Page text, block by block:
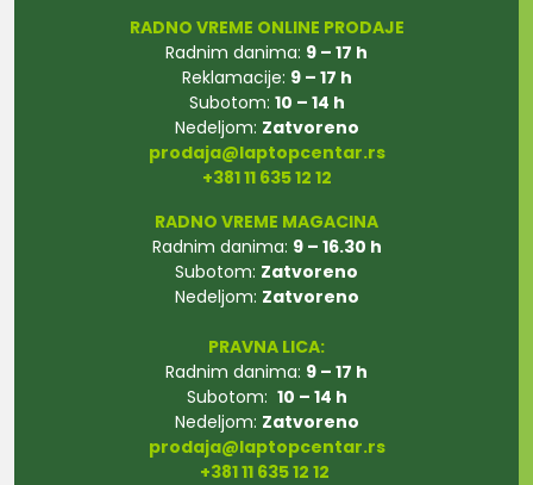
RADNO VREME ONLINE PRODAJE
Radnim danima: 9 – 17 h
Reklamacije: 9 – 17 h
Subotom: 10 – 14 h
Nedeljom: Zatvoreno
prodaja@laptopcentar.rs
+381 11 635 12 12
RADNO VREME MAGACINA
Radnim danima: 9 – 16.30 h
Subotom: Zatvoreno
Nedeljom: Zatvoreno
PRAVNA LICA:
Radnim danima: 9 – 17 h
Subotom: 10 – 14 h
Nedeljom: Zatvoreno
prodaja@laptopcentar.rs
+381 11 635 12 12